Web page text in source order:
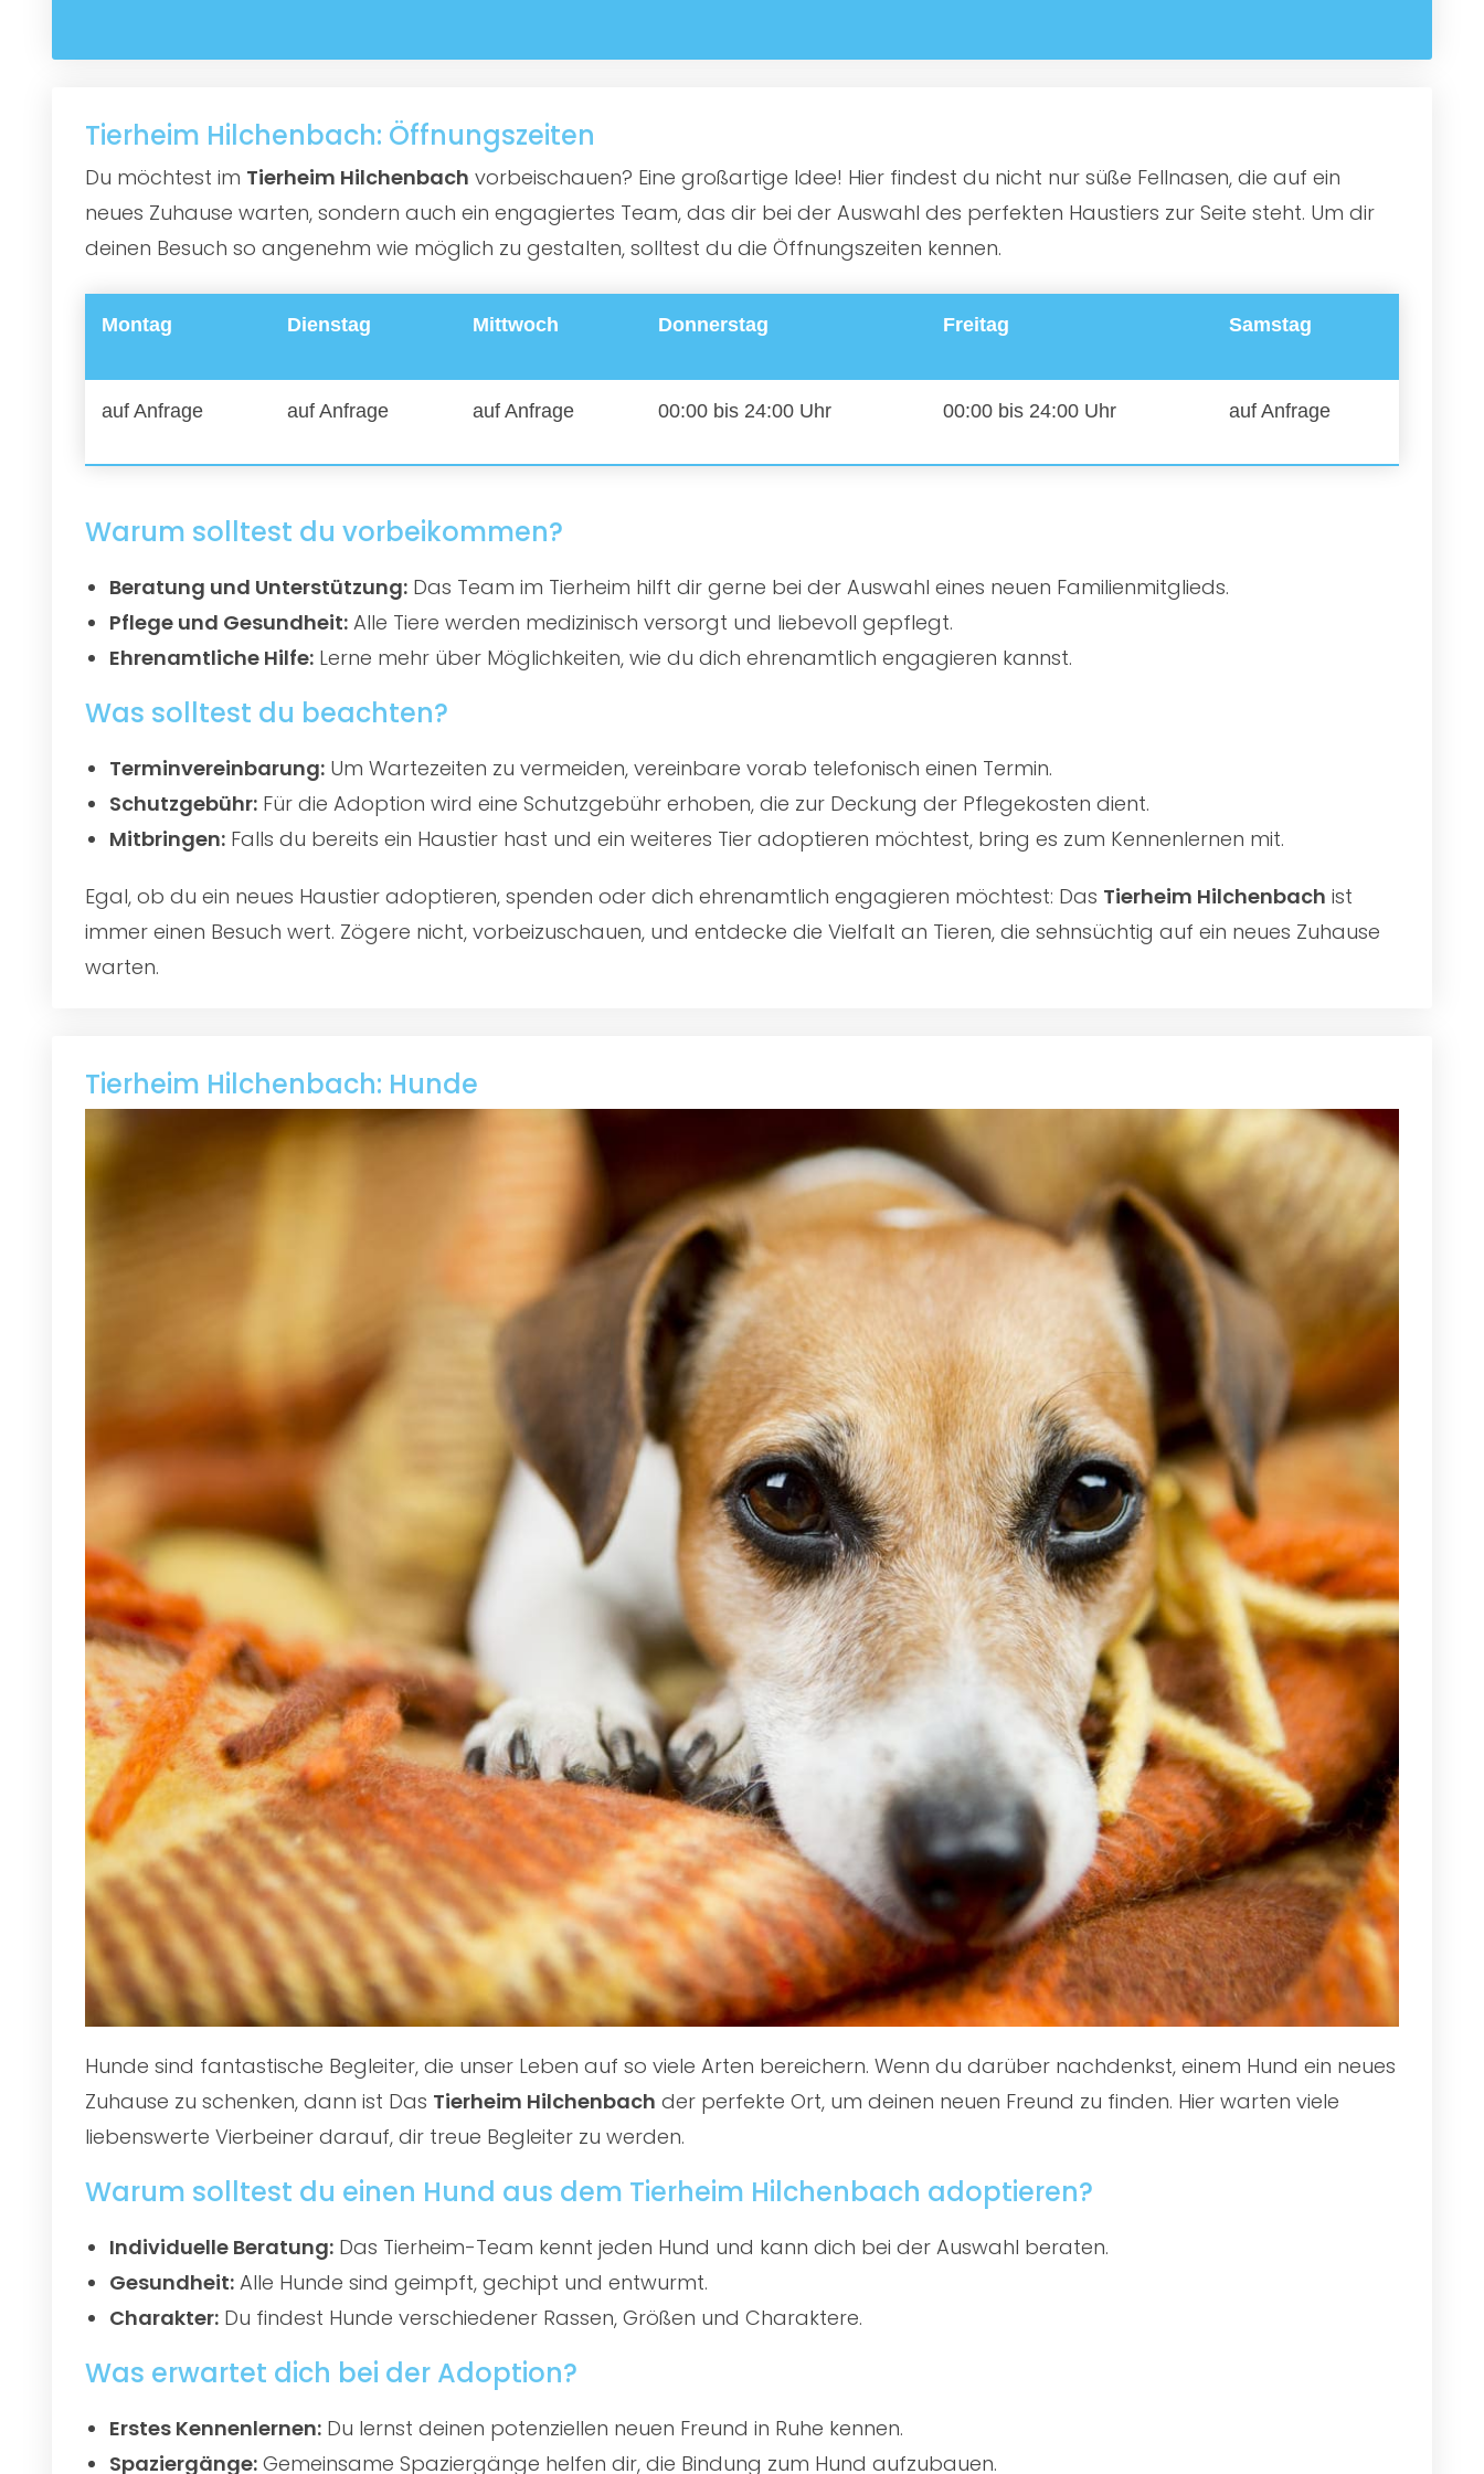
Tierheim Hilchenbach: Öffnungszeiten
Du möchtest im Tierheim Hilchenbach vorbeischauen? Eine großartige Idee! Hier findest du nicht nur süße Fellnasen, die auf ein
neues Zuhause warten, sondern auch ein engagiertes Team, das dir bei der Auswahl des perfekten Haustiers zur Seite steht. Um dir
deinen Besuch so angenehm wie möglich zu gestalten, solltest du die Öffnungszeiten kennen.
Montag Dienstag Mittwoch Donnerstag Freitag Samstag
auf Anfrage auf Anfrage auf Anfrage 00:00 bis 24:00 Uhr 00:00 bis 24:00 Uhr auf Anfrage
Warum solltest du vorbeikommen?
Beratung und Unterstützung: Das Team im Tierheim hilft dir gerne bei der Auswahl eines neuen Familienmitglieds.
Pflege und Gesundheit: Alle Tiere werden medizinisch versorgt und liebevoll gepflegt.
Ehrenamtliche Hilfe: Lerne mehr über Möglichkeiten, wie du dich ehrenamtlich engagieren kannst.
Was solltest du beachten?
Terminvereinbarung: Um Wartezeiten zu vermeiden, vereinbare vorab telefonisch einen Termin.
Schutzgebühr: Für die Adoption wird eine Schutzgebühr erhoben, die zur Deckung der Pflegekosten dient.
Mitbringen: Falls du bereits ein Haustier hast und ein weiteres Tier adoptieren möchtest, bring es zum Kennenlernen mit.
Egal, ob du ein neues Haustier adoptieren, spenden oder dich ehrenamtlich engagieren möchtest: Das Tierheim Hilchenbach ist
immer einen Besuch wert. Zögere nicht, vorbeizuschauen, und entdecke die Vielfalt an Tieren, die sehnsüchtig auf ein neues Zuhause
warten.
Tierheim Hilchenbach: Hunde
Hunde sind fantastische Begleiter, die unser Leben auf so viele Arten bereichern. Wenn du darüber nachdenkst, einem Hund ein neues
Zuhause zu schenken, dann ist Das Tierheim Hilchenbach der perfekte Ort, um deinen neuen Freund zu finden. Hier warten viele
liebenswerte Vierbeiner darauf, dir treue Begleiter zu werden.
Warum solltest du einen Hund aus dem Tierheim Hilchenbach adoptieren?
Individuelle Beratung: Das Tierheim-Team kennt jeden Hund und kann dich bei der Auswahl beraten.
Gesundheit: Alle Hunde sind geimpft, gechipt und entwurmt.
Charakter: Du findest Hunde verschiedener Rassen, Größen und Charaktere.
Was erwartet dich bei der Adoption?
Erstes Kennenlernen: Du lernst deinen potenziellen neuen Freund in Ruhe kennen.
Spaziergänge: Gemeinsame Spaziergänge helfen dir, die Bindung zum Hund aufzubauen.